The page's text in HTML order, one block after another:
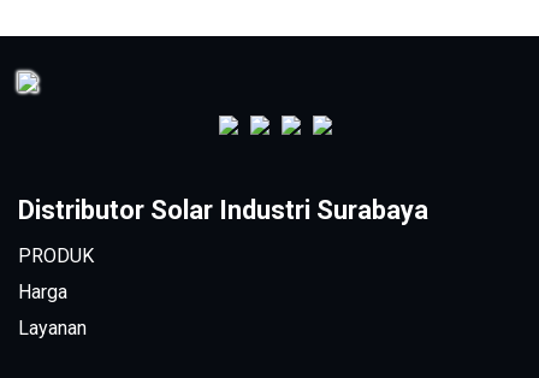
Distributor Solar Industri Surabaya
PRODUK
Harga
Layanan